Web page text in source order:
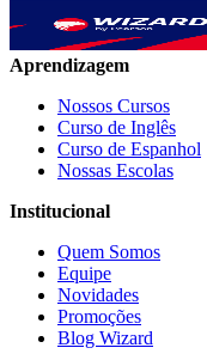
Aprendizagem
Nossos Cursos
Curso de Inglês
Curso de Espanhol
Nossas Escolas
Institucional
Quem Somos
Equipe
Novidades
Promoções
Blog Wizard